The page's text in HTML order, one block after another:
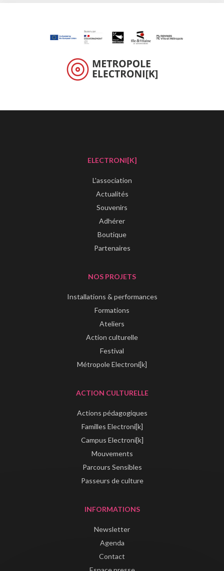
ELECTRONI[K]
L'association
Actualités
Souvenirs
Adhérer
Boutique
Partenaires
NOS PROJETS
Installations & performances
Formations
Ateliers
Action culturelle
Festival
Métropole Electroni[k]
ACTION CULTURELLE
Actions pédagogiques
Familles Electroni[k]
Campus Electroni[k]
Mouvements
Parcours Sensibles
Passeurs de culture
INFORMATIONS
Newsletter
Agenda
Contact